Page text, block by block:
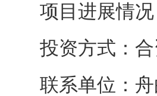
项目进展情
投资方式：
联系单位：